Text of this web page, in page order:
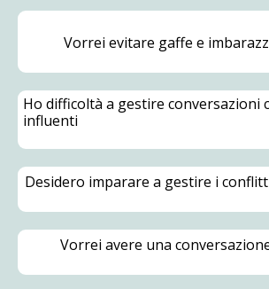
Vorrei evitare gaffe e
Ho difficoltà a gestire conversazioni
influenti
Desidero imparare a gestire i
Vorrei avere una